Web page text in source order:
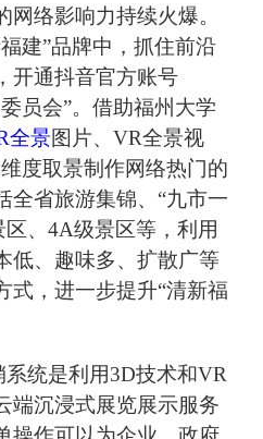
络影响力持续火爆。
建”品牌中，抓住前沿
开通抖音官方账号
员会”。借助福州大学
全景图片、VR全景视
度取景制作网络热门的
全省旅游集锦、“九市一
区、4A级景区等，利用
低、趣味多、扩散广等
式，进一步提升“清新福
统是利用3D技术和VR
端沉浸式展览展示服务